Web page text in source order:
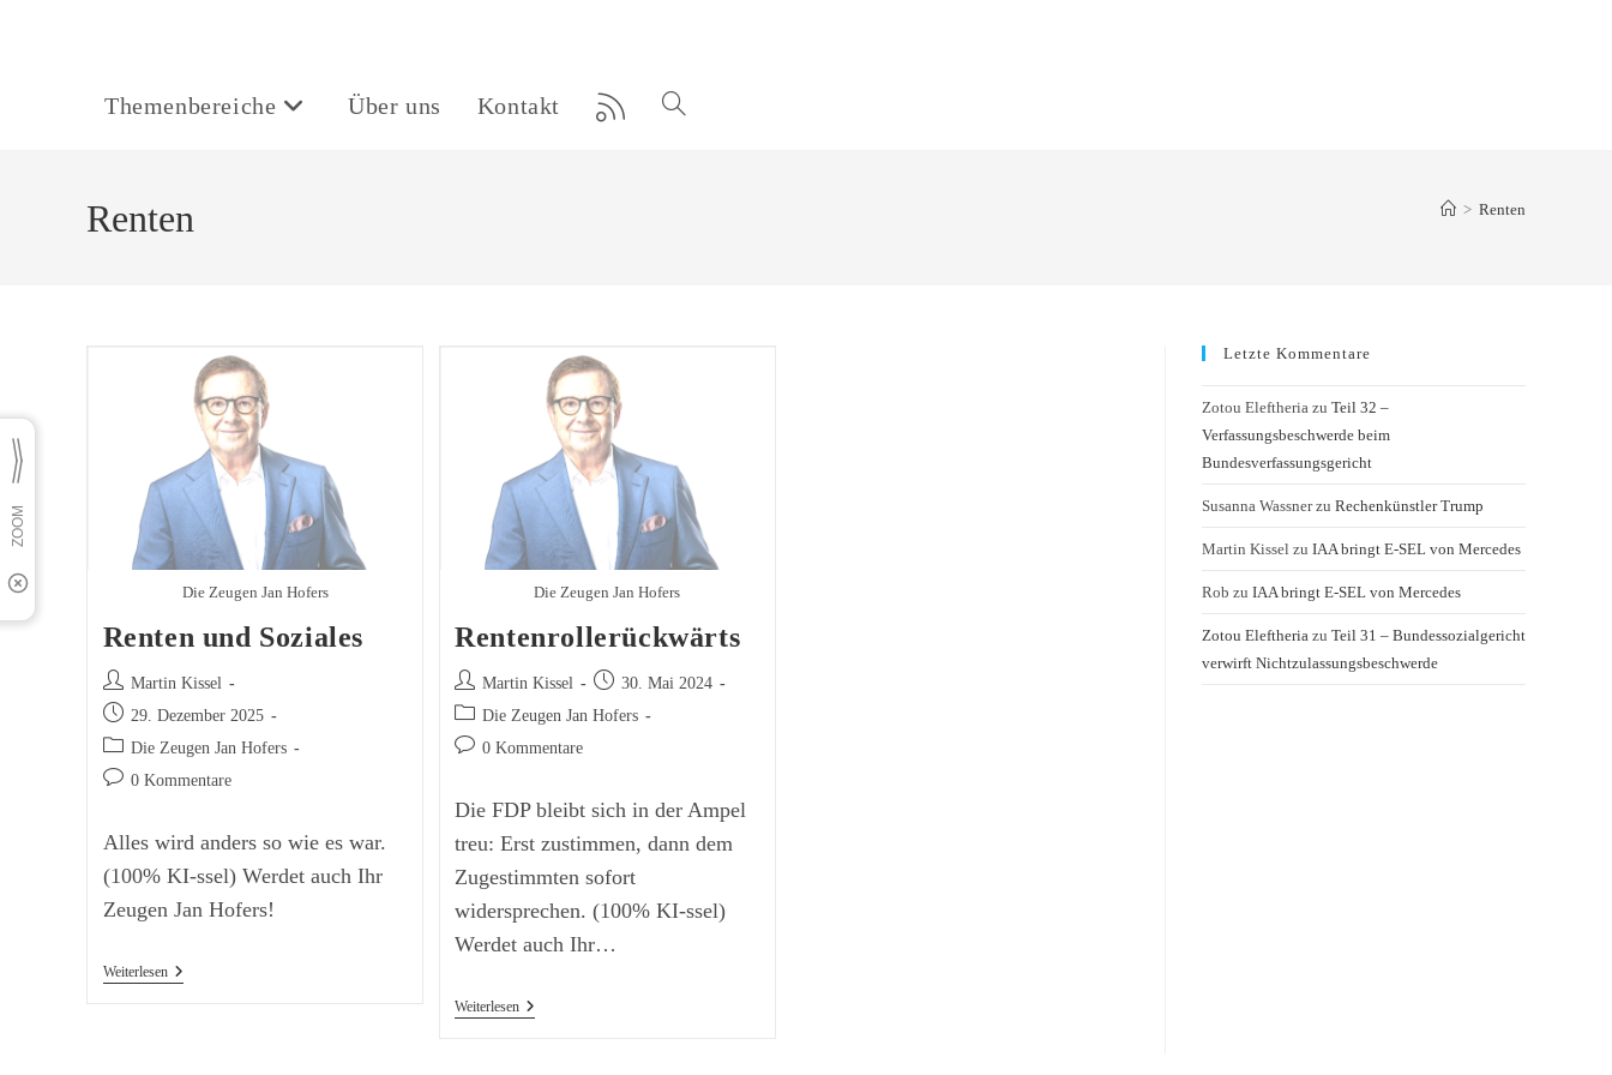
Themenbereiche Über uns Kontakt Website-
Renten > Renten
Die Zeugen Jan Hofers
Renten und Soziales
Beitrags-
Autor:
Martin Kissel
Beitrag
veröffentlicht:
29. Dezember 2025
Beitrags-
Kategorie:
Die Zeugen Jan Hofers
Beitrags-0 Kommentare
Alles wird anders so wie es war.
(100% KI-ssel) Werdet auch Ihr
Zeugen Jan Hofers!
WeiterlesenRenten
Und
Die Zeugen Jan Hofers
Rentenrollerückwärts
Beitrags-
Autor:
Martin Kissel
Beitrag
veröffentlicht:
30. Mai 2024
Beitrags-
Kategorie:
Die Zeugen Jan Hofers
Beitrags-0 Kommentare
Die FDP bleibt sich in der Ampel
treu: Erst zustimmen, dann dem
Zugestimmten sofort
widersprechen. (100% KI-ssel)
Werdet auch Ihr…
WeiterlesenRentenrollerückwärts
Letzte Kommentare
Zotou Eleftheria zu Teil 32 –
Verfassungsbeschwerde beim
Bundesverfassungsgericht
Susanna Wassnerzu Rechenkünstler Trump
Martin Kissel zu IAA bringt E-SEL von Mercedes
Rob zu IAA bringt E-SEL von Mercedes
Zotou Eleftheria zu Teil 31 – Bundessozialgericht
verwirft Nichtzulassungsbeschwerde